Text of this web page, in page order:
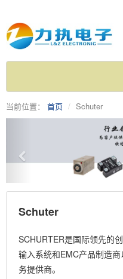
当前位置： 首页 Schuter
Schuter
SCHURTER是国际领先的
输入系统和EMC产品制造
务提供商。